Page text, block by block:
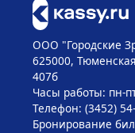
ООО "Городские
625000,
407б
Часы работы: пн-
Телефон: (3452)
Бронирование